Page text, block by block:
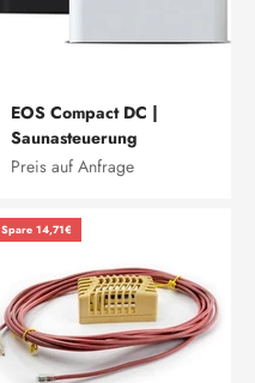
EOS Compact DC |
Saunasteuerung
Preis auf Anfrage
Spare 14,71€